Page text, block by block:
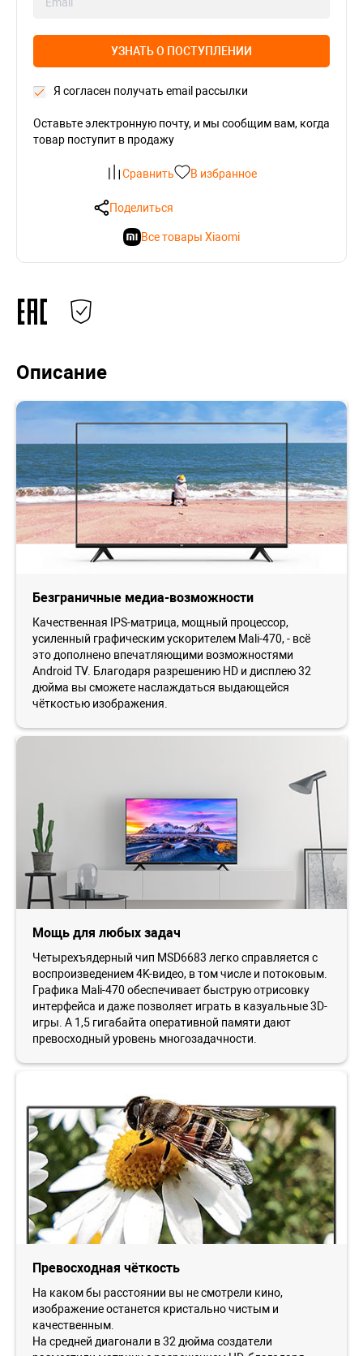
УЗНАТЬ О ПОСТУПЛЕНИИ
Я согласен получать email рассылки
Оставьте электронную почту, и мы сообщим вам, когда
товар поступит в продажу
Сравнить В избранное
Поделиться
Все товары Xiaomi
Описание
Безграничные медиа-возможности
Качественная IPS-матрица, мощный процессор,
усиленный графическим ускорителем Mali-470, - всё
это дополнено впечатляющими возможностями
Android TV. Благодаря разрешению HD и дисплею 32
дюйма вы сможете наслаждаться выдающейся
чёткостью изображения.
Мощь для любых задач
Четырехъядерный чип MSD6683 легко справляется с
воспроизведением 4K-видео, в том числе и потоковым.
Графика Mali-470 обеспечивает быструю отрисовку
интерфейса и даже позволяет играть в казуальные 3D-
игры. А 1,5 гигабайта оперативной памяти дают
превосходный уровень многозадачности.
Превосходная чёткость
На каком бы расстоянии вы не смотрели кино,
изображение останется кристально чистым и
качественным.
На средней диагонали в 32 дюйма создатели